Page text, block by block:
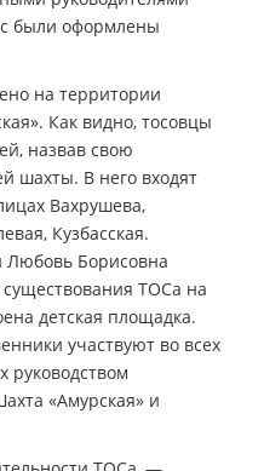
были оформлены
на территории
Как видно, тосовцы
назвав свою
шахты. В него входят
Вахрушева,
Кузбасская.
Любовь Борисовна
ТОСа на
детская площадка.
участвуют во всех
руководством
«Амурская» и